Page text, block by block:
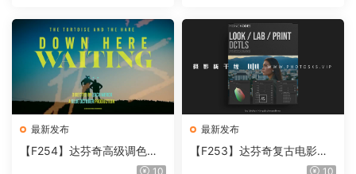
最新发布
【F254】达芬奇高级调色插
件 Contour V2.2.2 WinMac10
最新发布
【F253】达芬奇复古电影胶
片质感DCTL节点调色预设 M
10